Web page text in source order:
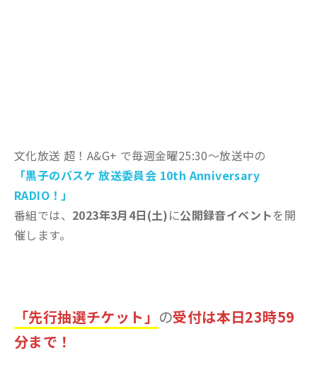
文化放送 超！A&G+ で毎週金曜25:30～放送中の
「黒子のバスケ 放送委員会 10th Anniversary
RADIO！」
番組では、 2023年3月4日(土)に公開録音イベントを開
催します。
「先行抽選チケッ ト」 の受付は本日23時59
分まで！